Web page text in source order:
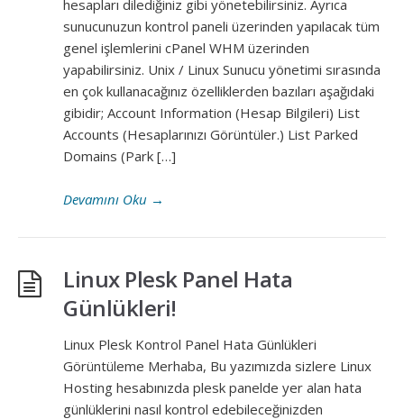
hesapları dilediğiniz gibi yönetebilirsiniz. Ayrıca
sunucunuzun kontrol paneli üzerinden yapılacak tüm
genel işlemlerini cPanel WHM üzerinden
yapabilirsiniz. Unix / Linux Sunucu yönetimi sırasında
en çok kullanacağınız özelliklerden bazıları aşağıdaki
gibidir; Account Information (Hesap Bilgileri) List
Accounts (Hesaplarınızı Görüntüler.) List Parked
Domains (Park […]
Devamını Oku →
Linux Plesk Panel Hata
Günlükleri!
Linux Plesk Kontrol Panel Hata Günlükleri
Görüntüleme Merhaba, Bu yazımızda sizlere Linux
Hosting hesabınızda plesk panelde yer alan hata
günlüklerini nasıl kontrol edebileceğinizden